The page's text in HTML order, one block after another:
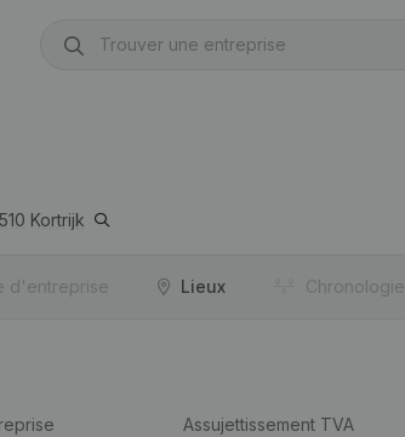
Kortrijk
d'entreprise Lieux Chronologie
Assujettissement TVA